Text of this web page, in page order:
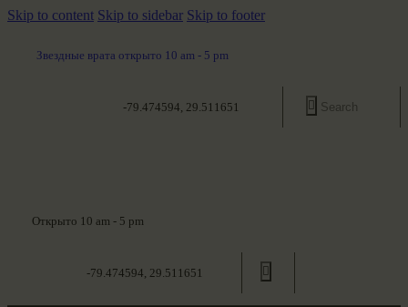
Skip to content Skip to sidebar Skip to footer
Звездные врата открыто 10 am - 5 pm
-79.474594, 29.511651
Открыто 10 am - 5 pm
-79.474594, 29.511651